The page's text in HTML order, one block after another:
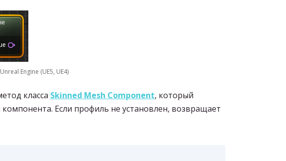
Engine (UE5, UE4)
класса Skinned Mesh Component, который
Если профиль не установлен, возвращает